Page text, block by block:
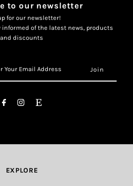
to our newsletter
for our newsletter!
informed of the latest news, products
and discounts
EXPLORE